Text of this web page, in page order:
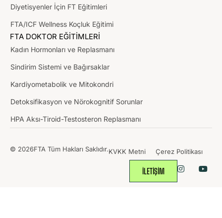
Diyetisyenler İçin FT Eğitimleri
FTA/ICF Wellness Koçluk Eğitimi
FTA DOKTOR EĞİTİMLERİ
Kadın Hormonları ve Replasmanı
Sindirim Sistemi ve Bağırsaklar
Kardiyometabolik ve Mitokondri
Detoksifikasyon ve Nörokognitif Sorunlar
HPA Aksı-Tiroid-Testosteron Replasmanı
© 2026FTA Tüm Hakları Saklıdır.KVKK Metni Çerez Politikası
İLETİŞİM